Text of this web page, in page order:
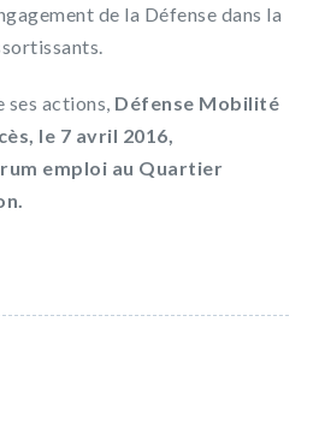
de la Défense dans la
ses actions, Défense Mobilité
le 7 avril 2016,
emploi au Quartier